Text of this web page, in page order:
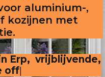
aluminium-,
kozijnen met
Erp,  vrijblijvende,